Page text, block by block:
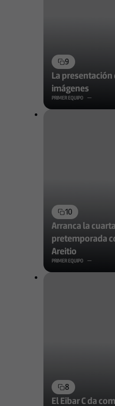
9
La presentación
imágenes
PRIMER EQUIPO
10
Arranca la
pretemporada
Areitio
PRIMER EQUIPO
8
El Eibar C da